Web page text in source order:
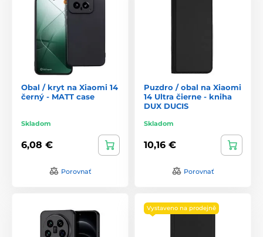
Obal / kryt na Xiaomi 14
černý - MATT case
Skladom
6,08 €
Porovnať
Puzdro / obal na Xiaomi
14 Ultra čierne - kniha
DUX DUCIS
Skladom
10,16 €
Porovnať
Vystaveno na prodejně